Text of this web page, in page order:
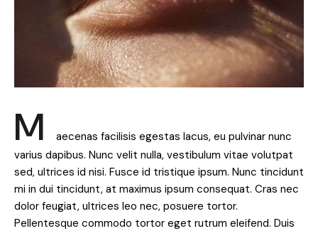
M
aecenas facilisis egestas lacus, eu pulvinar nunc
varius dapibus. Nunc velit nulla, vestibulum vitae volutpat
sed, ultrices id nisi. Fusce id tristique ipsum. Nunc tincidunt
mi in dui tincidunt, at maximus ipsum consequat. Cras nec
dolor feugiat, ultrices leo nec, posuere tortor.
Pellentesque commodo tortor eget rutrum eleifend. Duis